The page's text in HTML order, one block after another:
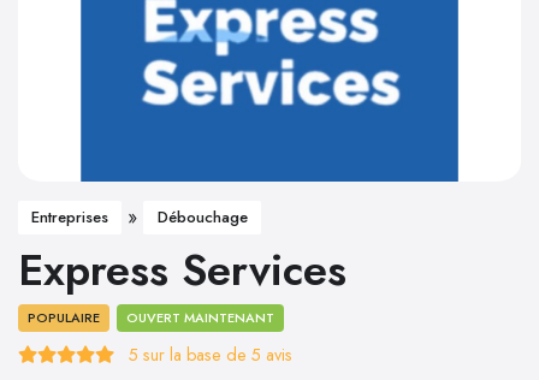
Entreprises » Débouchage
Express Services
POPULAIRE OUVERT MAINTENANT
5 sur la base de 5 avis